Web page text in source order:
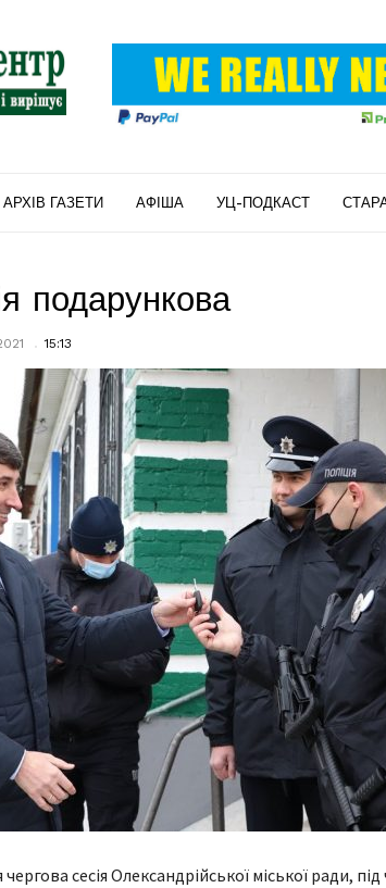
АРХІВ ГАЗЕТИ АФІША УЦ-ПОДКАСТ
подарункова
15:13
сесія Олександрійської міської ради, під